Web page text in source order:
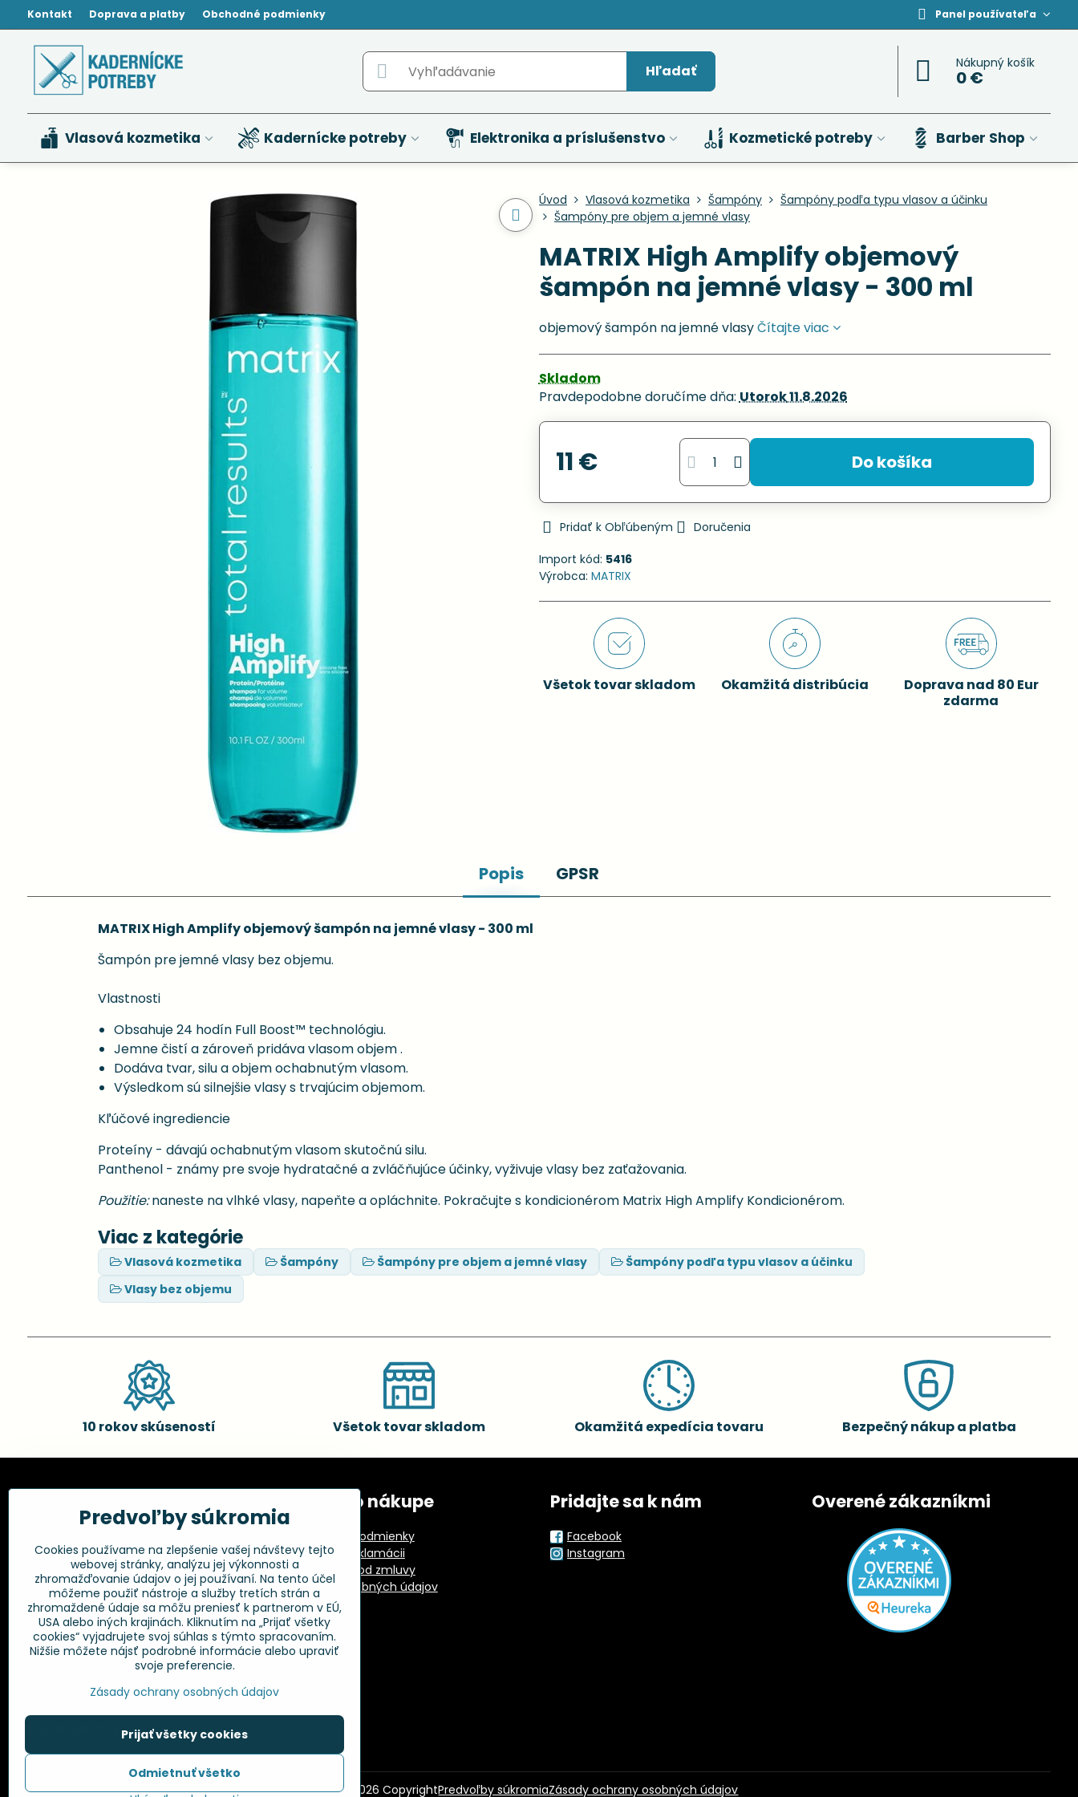
Kontakt Doprava a platby Obchodné podmienky Panel používateľa
Hľadať Nákupný košík
0 €
Vlasová kozmetika Kadernícke potreby Elektronika a príslušenstvo Kozmetické potreby Barber Shop
Úvod Vlasová kozmetika Šampóny
Šampóny podľa typu vlasov a účinku
Šampóny pre objem a jemné vlasy
MATRIX High Amplify objemový
šampón na jemné vlasy - 300 ml
objemový šampón na jemné vlasyČítajte viac
Skladom
Pravdepodobne doručíme dňa:Utorok11.8.2026
11 € Do košíka
Pridať k Obľúbeným
Doručenia
Import kód: 5416
Výrobca: MATRIX
Všetok tovar skladom Okamžitá distribúcia
Doprava nad 80 Eur
zdarma
Popis GPSR
MATRIX High Amplify objemový šampón na jemné vlasy - 300 ml
Šampón pre jemné vlasy bez objemu.
Vlastnosti
Obsahuje 24 hodín Full Boost™ technológiu.
Jemne čistí a zároveň pridáva vlasom objem .
Dodáva tvar, silu a objem ochabnutým vlasom.
Výsledkom sú silnejšie vlasy s trvajúcim objemom.
Kľúčové ingrediencie
Proteíny - dávajú ochabnutým vlasom skutočnú silu.
Panthenol - známy pre svoje hydratačné a zvláčňujúce účinky, vyživuje vlasy bez zaťažovania.
Použitie:naneste na vlhké vlasy, napeňte a opláchnite. Pokračujte s kondicionérom Matrix High Amplify Kondicionérom.
Viac z kategórie
Vlasová kozmetika Šampóny Šampóny pre objem a jemné vlasy
Šampóny podľa typu vlasov a účinku
Vlasy bez objemu
10 rokov skúseností Všetok tovar skladom Okamžitá expedícia tovaru Bezpečný nákup a platba
Kadernícke potreby, s.r.o.
Fakturačné údaje:
Kadernícke potreby, s.r.o.
Klincová 37
821 08 Bratislava
+421 948 014 333
info​@kadernickepotreby​.sk
Objednávky
Všetko o nákupe
Obchodné podmienky
Postup pri reklamácii
Odstúpenie od zmluvy
Ochrana osobných údajov
GPSR
Pridajte sa k nám
Facebook
Instagram
Overené zákazníkmi
© 2026 CopyrightPredvoľby súkromiaZásady ochrany osobných údajov
Predvoľby súkromia
Cookies používame na zlepšenie vašej návštevy tejto
webovej stránky, analýzu jej výkonnosti a
zhromažďovanie údajov o jej používaní. Na tento účel
môžeme použiť nástroje a služby tretích strán a
zhromaždené údaje sa môžu preniesť k partnerom v EÚ,
USA alebo iných krajinách. Kliknutím na „Prijať všetky
cookies“ vyjadrujete svoj súhlas s týmto spracovaním.
Nižšie môžete nájsť podrobné informácie alebo upraviť
svoje preferencie.
Zásady ochrany osobných údajov
Prijať všetky cookies
Odmietnuť všetko